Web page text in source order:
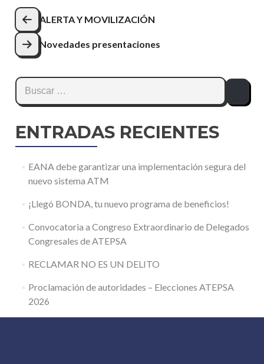
Navegación
de
entradas
ALERTA Y MOVILIZACIÓN
Novedades presentaciones
Buscar:
ENTRADAS RECIENTES
EANA debe garantizar una implementación segura del
nuevo sistema ATM
¡Llegó BONDA, tu nuevo programa de beneficios!
Convocatoria a Congreso Extraordinario de Delegados
Congresales de ATEPSA
RECLAMAR NO ES UN DELITO
Proclamación de autoridades – Elecciones ATEPSA
2026